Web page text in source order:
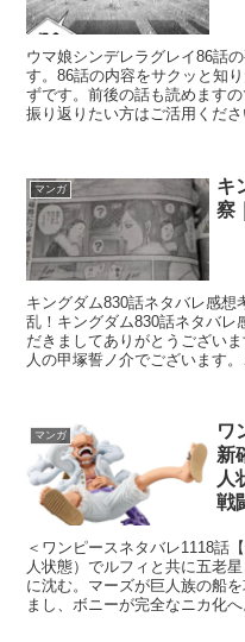
ウマ娘シンデレラグレイ86話
す。86話の内容をサクッと知
ずです。前後の話も読めます
振り返りたい方はご活用くだ
マンガ
キ
察
キングダム830話ネタバレ感想
乱！キングダム830話ネタバレ
だきましてありがとうござい
人の甲塚誓ノ介でございます
マンガ
ワ
新
人
戦
＜ワンピースネタバレ1118話
人状態）でルフィと共に五老
に沈む。マーズが巨人族の船
まし、ボニーが完全なニカ化